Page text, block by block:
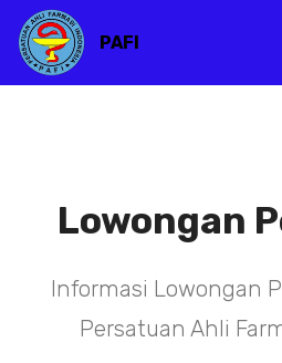
PAFI
Lowongan
Informasi Lowongan
Persatuan Ahli